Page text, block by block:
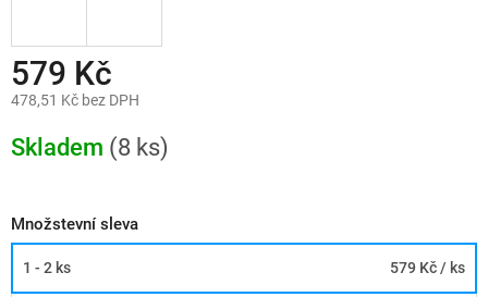
579 Kč
478,51 Kč bez DPH
cena:
Skladem (8 ks)
Množstevní sleva
1 - 2 ks 579 Kč/ ks